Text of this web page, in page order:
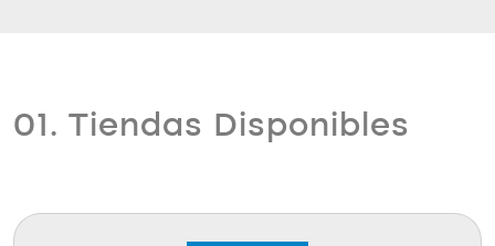
01. Tiendas Disponibles